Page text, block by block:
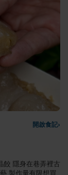
開啟食記›
餃 隱身在巷弄裡古
製作量有限想買